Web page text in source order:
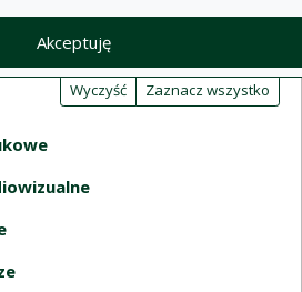
Akceptuję
wyszukiwania
(automatyczne
Wyczyść Zaznacz wszystko
przeładowanie treści)